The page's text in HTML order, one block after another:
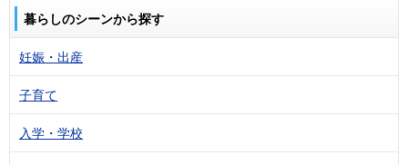
暮らしのシーンから探す
妊娠・出産
子育て
入学・学校